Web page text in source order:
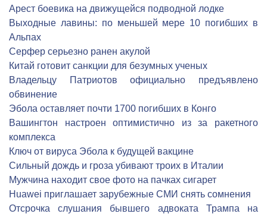
Арест боевика на движущейся подводной лодке
Выходные лавины: по меньшей мере 10 погибших в
Альпах
Серфер серьезно ранен акулой
Китай готовит санкции для безумных ученых
Владельцу Патриотов официально предъявлено
обвинение
Эбола оставляет почти 1700 погибших в Конго
Вашингтон настроен оптимистично из за ракетного
комплекса
Ключ от вируса Эбола к будущей вакцине
Сильный дождь и гроза убивают троих в Италии
Мужчина находит свое фото на пачках сигарет
Huawei приглашает зарубежные СМИ снять сомнения
Отсрочка слушания бывшего адвоката Трампа на